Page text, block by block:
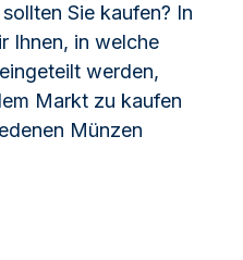
Sie kaufen? In
Ihnen, in welche
werden,
Markt zu kaufen
Münzen